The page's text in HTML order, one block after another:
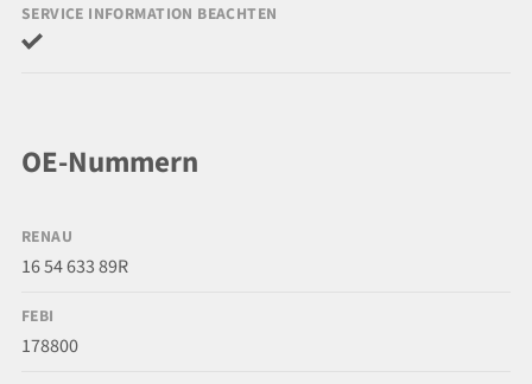
SERVICE INFORMATION BEACHTEN
OE-Nummern
RENAU
16 54 633 89R
FEBI
178800